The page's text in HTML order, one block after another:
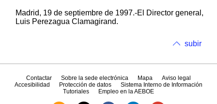
Madrid, 19 de septiembre de 1997.-El Director general,
Luis Perezagua Clamagirand.
subir
Contactar Sobre la sede electrónica Mapa
Aviso legal
Accesibilidad
Protección de datos
Sistema Interno de Información
Tutoriales
Empleo en la AEBOE